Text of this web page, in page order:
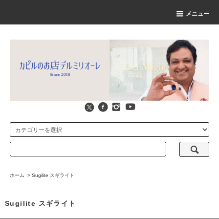
メニュー
ホーム > Sugilite スギライト
Sugilite スギライト